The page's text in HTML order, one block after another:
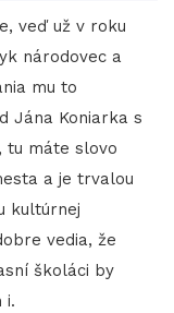
veď už v roku
národovec a
mu to
Jána Koniarka s
tu máte slovo
a je trvalou
kultúrnej
vedia, že
školáci by
i.